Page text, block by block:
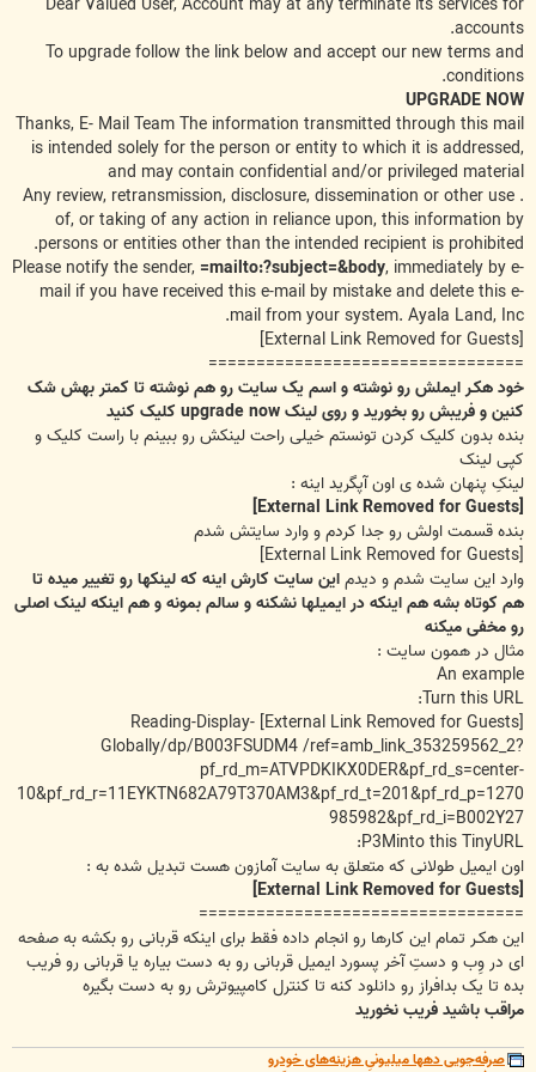
Dear Valued User, Account may at any terminate its services for
accounts.
To upgrade follow the link below and accept our new terms and
conditions.
UPGRADE NOW
Thanks, E- Mail Team The information transmitted through this mail
is intended solely for the person or entity to which it is addressed,
and may contain confidential and/or privileged material
. Any review, retransmission, disclosure, dissemination or other use
of, or taking of any action in reliance upon, this information by
persons or entities other than the intended recipient is prohibited.
Please notify the sender,
mailto:?subject=&body= , immediately by e-
mail if you have received this e-mail by mistake and delete this e-
mail from your system. Ayala Land, Inc.
=================================
خود هکـر ایملش رو نوشته و اسم یک سایت رو هم نوشته تا کمتر بهش شک
کنین و فریبش رو بخورید و روی لینک upgrade now کلیک کنید
بنده بدون کلیک کردن تونستم خیلی راحت لینکش رو ببینم با راست کلیک و
کپی لینک
لینکِ پنهان شده ی اون آپگرید اینه :
بنده قسمت اولش رو جدا کردم و وارد سایتش شدم
وارد این سایت شدم و دیدماین سایت کارش اینه که لینکها رو تغییر میده تا
هم کوتاه بشه هم اینکه در ایمیلها نشکنه و سالم بمونه و هم اینکه لینک اصلی
رو مخفی میکنه
مثال در همون سایت :
An example
Turn this URL:
Reading-Display-
Globally/dp/B003FSUDM4 /ref=amb_link_353259562_2?
pf_rd_m=ATVPDKIKX0DER&pf_rd_s=center-
10&pf_rd_r=11EYKTN682A79T370AM3&pf_rd_t=201&pf_rd_p=1270
985982&pf_rd_i=B002Y27
P3Minto this TinyURL:
اون ایمیل طولانی که متعلق به سایت آمازون هست تبدیل شده به :
==================================
این هکـر تمام این کارها رو انجام داده فقط برای اینکه قربانی رو بکشه به صفحه
ای در وِب و دستِ آخر پسورد ایمیل قربانی رو به دست بیاره یا قربانی رو فریب
بده تا یک بدافراز رو دانلود کنه تا کنترل کامپیوترش رو به دست بگیره
مراقب باشید فریب نخورید
صرفه‌جویی دهها میلیونیِ هزینه‌های خودرو